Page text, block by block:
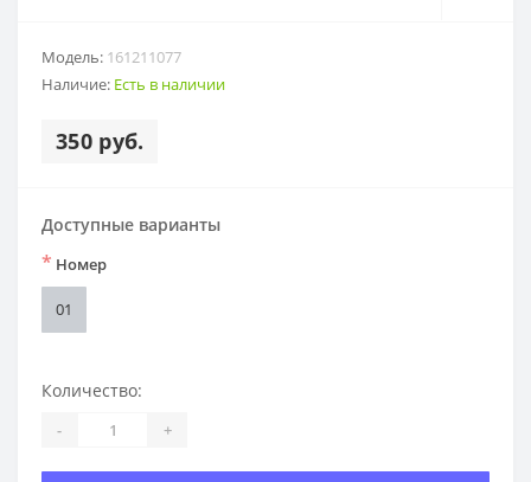
Модель: 161211077
Наличие: Есть в наличии
350 руб.
Доступные варианты
* Номер
01
Количество:
- +